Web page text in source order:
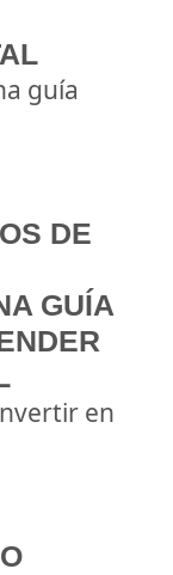
guía
DE
GUÍA
en